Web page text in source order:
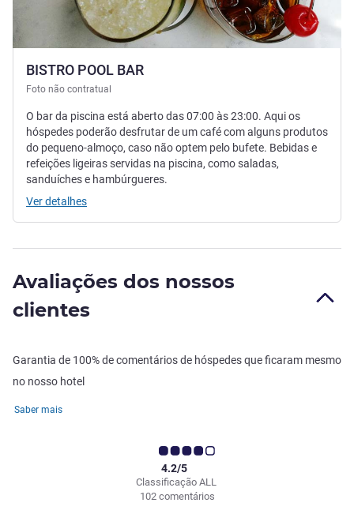
BISTRO POOL BAR
Foto não contratual
O bar da piscina está aberto das 07:00 às 23:00. Aqui os
hóspedes poderão desfrutar de um café com alguns produtos
do pequeno-almoço, caso não optem pelo bufete. Bebidas e
refeições ligeiras servidas na piscina, como saladas,
sanduíches e hambúrgueres.
Ver detalhes
Avaliações dos nossos
clientes
Garantia de 100% de comentários de hóspedes que ficaram mesmo
no nosso hotel
Saber mais
Classificação ALL
4.2/5
102 comentários